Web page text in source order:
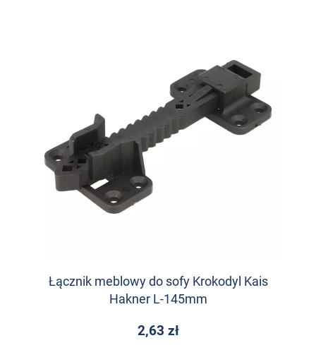
Łącznik meblowy do sofy Krokodyl Kais
Hakner L-145mm
2,63 zł